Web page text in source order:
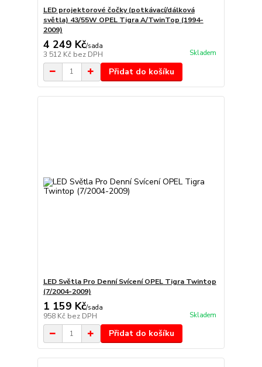
LED projektorové čočky (potkávací/dálková
světla) 43/55W OPEL Tigra A/TwinTop (1994-
2009)
4 249 Kč/sada
3 512 Kč bez DPH Skladem
Přidat do košíku
LED Světla Pro Denní Svícení OPEL Tigra Twintop
(7/2004-2009)
1 159 Kč/sada
958 Kč bez DPH Skladem
Přidat do košíku